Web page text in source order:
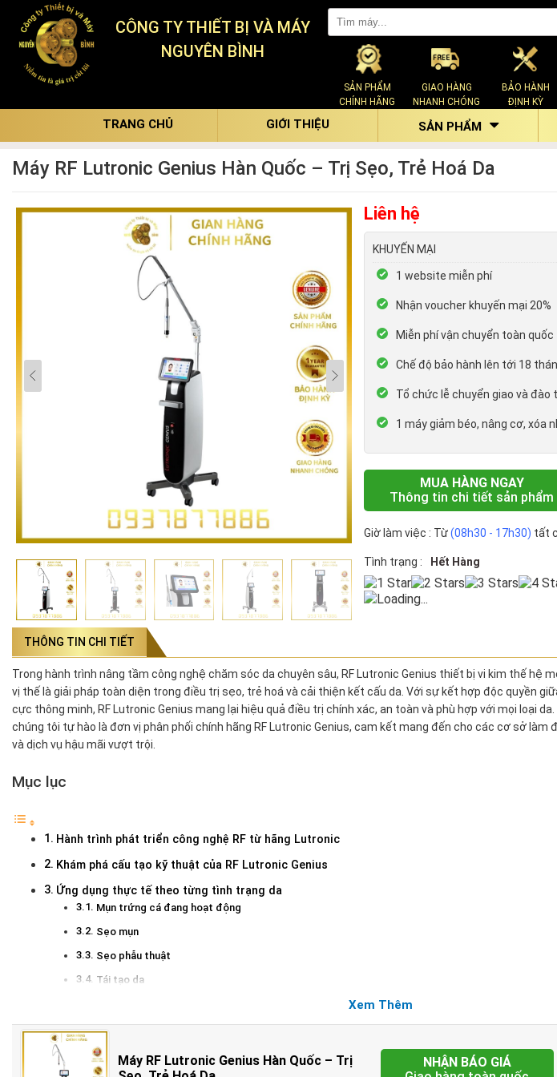
CÔNG TY THIẾT BỊ VÀ MÁY
NGUYÊN BÌNH
SẢN PHẨM
CHÍNH HÃNG
GIAO HÀNG
NHANH CHÓNG
BẢO HÀNH
ĐỊNH KỲ
TRANG CHỦ GIỚI THIỆU SẢN PHẨM
Máy RF Lutronic Genius Hàn Quốc – Trị Sẹo, Trẻ Hoá Da
Liên hệ
KHUYẾN MẠI
1 website miễn phí
Nhận voucher khuyến mại 20%
Miễn phí vận chuyển toàn quốc
Chế độ bảo hành lên tới 18
Tổ chức lễ chuyển giao và đào
1 máy giảm béo, nâng cơ, xóa
MUA HÀNG NGAY
Thông tin chi tiết sản phẩm
Giờ làm việc : Từ(08h30 - 17h30) tất
Tình trạng : Hết Hàng
Loading...
THÔNG TIN CHI TIẾT
Trong hành trình nâng tầm công nghệ chăm sóc da chuyên sâu, RF Lutronic Genius thiết bị vi kim thế hệ
vị thế là giải pháp toàn diện trong điều trị sẹo, trẻ hoá và cải thiện kết cấu da. Với sự kết hợp độc quyền
cực thông minh, RF Lutronic Genius mang lại hiệu quả điều trị chính xác, an toàn và phù hợp với mọi loại
chúng tôi tự hào là đơn vị phân phối chính hãng RF Lutronic Genius, cam kết mang đến cho các cơ sở làm
và dịch vụ hậu mãi vượt trội.
Mục lục
Hành trình phát triển công nghệ RF từ hãng Lutronic
Khám phá cấu tạo kỹ thuật của RF Lutronic Genius
Ứng dụng thực tế theo từng tình trạng da
Mụn trứng cá đang hoạt động
Sẹo mụn
Sẹo phẫu thuật
Tái tạo da
Câu hỏi thường gặp khi dùng máy RF Lutronic Genius Hàn Quốc
Thời gian nghỉ dưỡng và chăm sóc sau điều trị là bao lâu?
Cần điều trị bao nhiêu lần để thấy được kết quả?
Xem Thêm
Máy RF Lutronic Genius Hàn Quốc – Trị
NHẬN BÁO GIÁ